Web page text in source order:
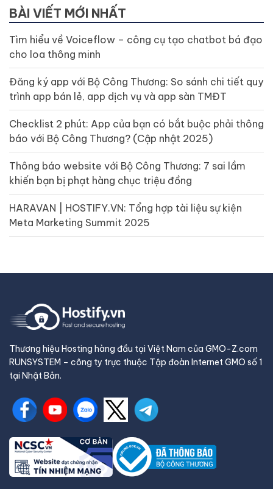
BÀI VIẾT MỚI NHẤT
Tìm hiểu về Voiceflow – công cụ tạo chatbot bá đạo
cho loa thông minh
Đăng ký app với Bộ Công Thương: So sánh chi tiết quy
trình app bán lẻ, app dịch vụ và app sàn TMĐT
Checklist 2 phút: App của bạn có bắt buộc phải thông
báo với Bộ Công Thương? (Cập nhật 2025)
Thông báo website với Bộ Công Thương: 7 sai lầm
khiến bạn bị phạt hàng chục triệu đồng
HARAVAN | HOSTIFY.VN: Tổng hợp tài liệu sự kiện
Meta Marketing Summit 2025
Thương hiệu Hosting hàng đầu tại Việt Nam của GMO-Z.com
RUNSYSTEM – công ty trực thuộc Tập đoàn Internet GMO số 1
tại Nhật Bản.